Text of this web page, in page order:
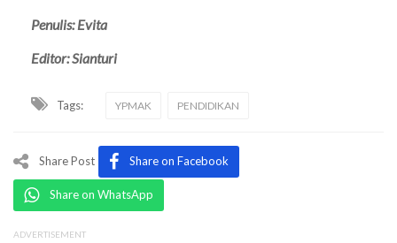
Penulis: Evita
Editor: Sianturi
Tags: YPMAK PENDIDIKAN
Share Post Share on Facebook
Share on WhatsApp
ADVERTISEMENT